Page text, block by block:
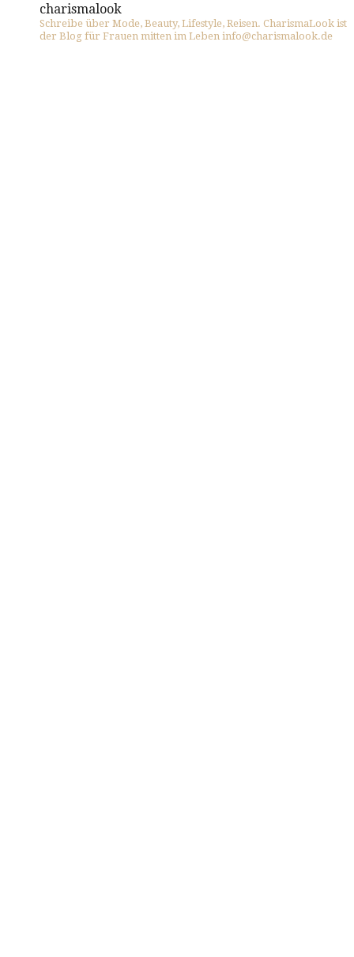
charismalook
Schreibe über Mode, Beauty, Lifestyle, Reisen. CharismaLook ist
der Blog für Frauen mitten im Leben info@charismalook.de